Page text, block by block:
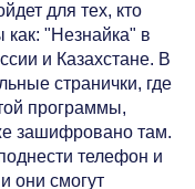
для тех, кто
как: "Незнайка" в
и Казахстане. В
странички, где
программы,
зашифровано там.
телефон и
они смогут